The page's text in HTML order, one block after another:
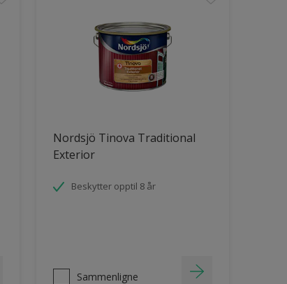
Nordsjö Tinova Traditional
Exterior
Beskytter opptil 8 år
Sammenligne